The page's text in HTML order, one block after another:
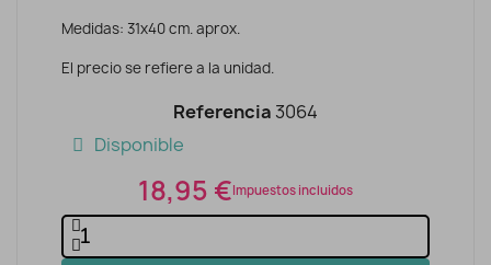
Medidas: 31x40 cm. aprox.
El precio se refiere a la unidad.
Referencia 3064
Disponible
18,95 €Impuestos incluidos